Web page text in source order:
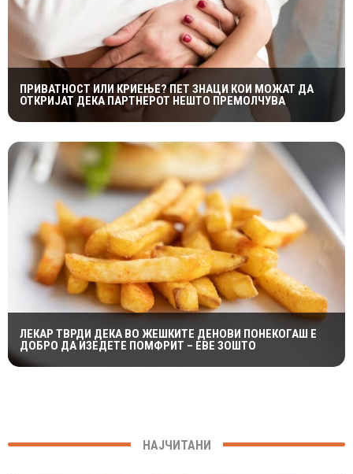
ПРИВАТНОСТ ИЛИ КРИЕЊЕ? ПЕТ ЗНАЦИ КОИ МОЖАТ ДА
ОТКРИЈАТ ДЕКА ПАРТНЕРОТ НЕШТО ПРЕМОЛЧУВА
ЛЕКАР ТВРДИ ДЕКА ВО ЖЕШКИТЕ ДЕНОВИ ПОНЕКОГАШ Е
ДОБРО ДА ИЗЕДЕТЕ ПОМФРИТ – ЕВЕ ЗОШТО
НАЈЧИТАНИ